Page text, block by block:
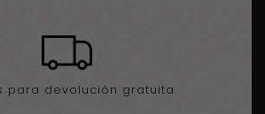
para devolución gratuita